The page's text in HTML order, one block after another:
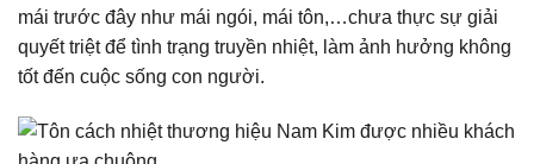
mái trước đây như mái ngói, mái tôn,…chưa thực sự giải
quyết triệt để tình trạng truyền nhiệt, làm ảnh hưởng không
tốt đến cuộc sống con người.